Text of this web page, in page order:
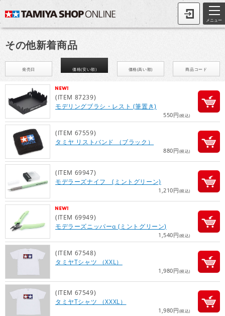
メニュー
その他新着商品
発売日 価格(安い順) 価格(高い順) 商品コード
(ITEM 87239)
モデリングブラシ・レスト (筆置き)
550円(税込)
(ITEM 67559)
タミヤ リストバンド （ブラック）
880円(税込)
(ITEM 69947)
モデラーズナイフ (ミントグリーン)
1,210円(税込)
(ITEM 69949)
モデラーズニッパーα (ミントグリーン)
1,540円(税込)
(ITEM 67548)
タミヤTシャツ （XXL）
1,980円(税込)
(ITEM 67549)
タミヤTシャツ （XXXL）
1,980円(税込)